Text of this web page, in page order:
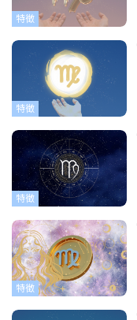
特徴
特徴
特徴
特徴